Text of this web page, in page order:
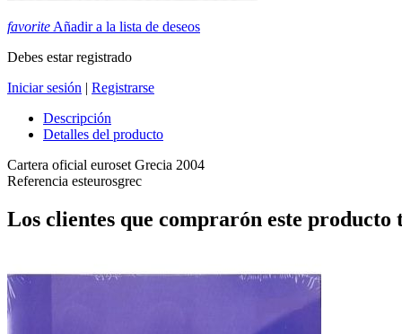
favoriteAñadir a la lista de deseos
Debes estar registrado
Iniciar sesión | Registrarse
Descripción
Detalles del producto
Cartera oficial euroset Grecia 2004
Referencia esteurosgrec
Los clientes que comprarón este